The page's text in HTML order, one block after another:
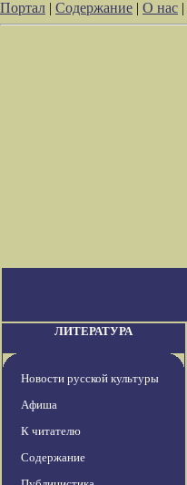
Портал | Содержание | О нас |
ЛИТЕРАТУРА
Новости русской культуры
Афиша
К читателю
Содержание